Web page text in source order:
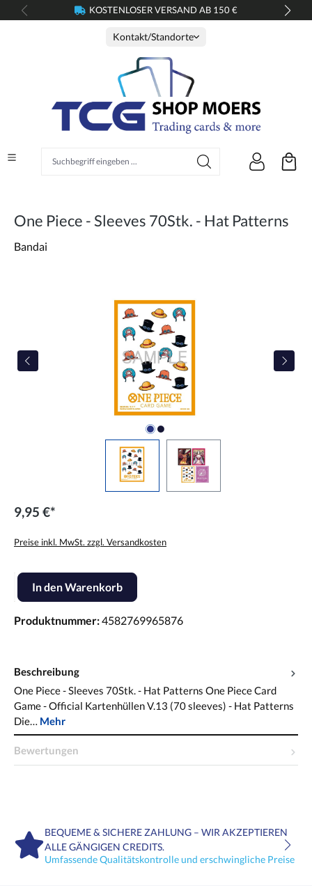
springen KOSTENLOSER VERSAND AB 150 €
Kontakt/Standorte
One Piece - Sleeves 70Stk. - Hat Patterns
Bandai
9,95 €*
Preise inkl. MwSt. zzgl. Versandkosten
Produkt Anzahl: Gib den gewünschten Wert ein oder benutze die
In den Warenkorb
Produktnummer:4582769965876
Beschreibung
One Piece - Sleeves 70Stk. - Hat Patterns One Piece Card
Game - Official Kartenhüllen V.13 (70 sleeves) - Hat Patterns
Die… Mehr
Bewertungen
BEQUEME & SICHERE ZAHLUNG – WIR AKZEPTIEREN
ALLE GÄNGIGEN CREDITS.
Umfassende Qualitätskontrolle und erschwingliche Preise